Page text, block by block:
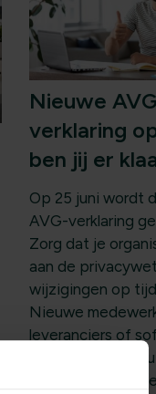
Nieuwe
verklaring
ben jij er
Op 25 juni wordt
AVG-verklaring
Zorg dat je
aan de
wijzigingen op
Nieuwe
leveranciers of
het aan in AVG-
voorkom